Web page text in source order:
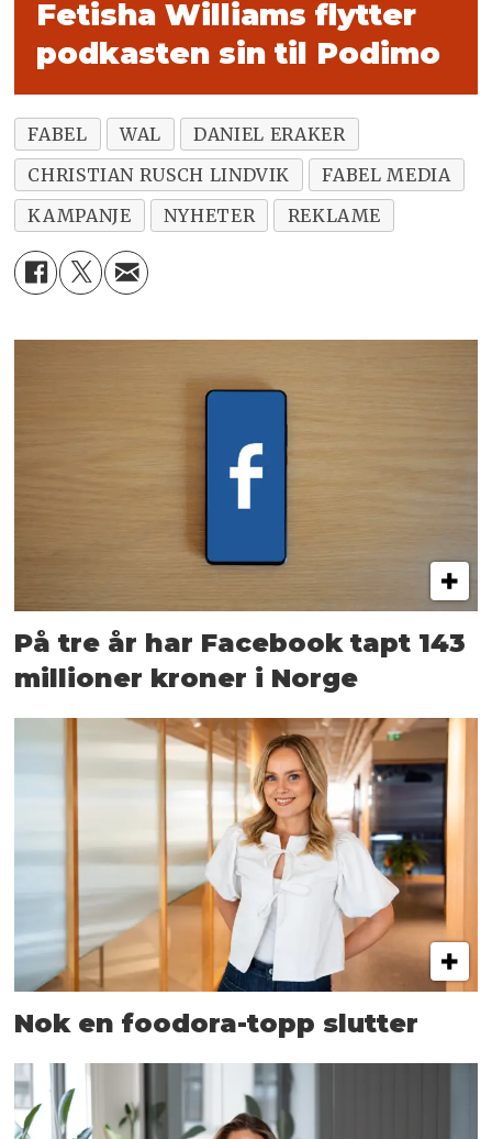
Fetisha Williams flytter
podkasten sin til Podimo
FABEL WAL
DANIEL ERAKER
CHRISTIAN RUSCH LINDVIK
FABEL MEDIA
KAMPANJE
NYHETER REKLAME
På tre år har Facebook tapt 143
millioner kroner i Norge
Nok en foodora-topp slutter